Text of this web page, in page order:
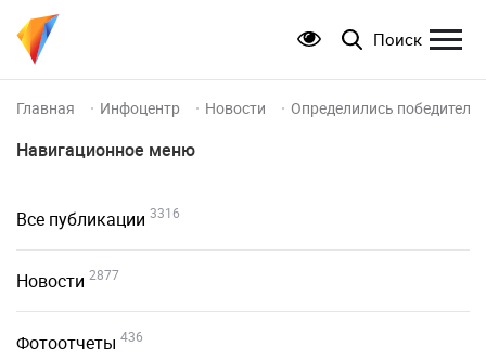
Поиск
Главная Инфоцентр Новости Определились победители
Навигационное меню
Все публикации 3316
Новости 2877
Фотоотчеты 436